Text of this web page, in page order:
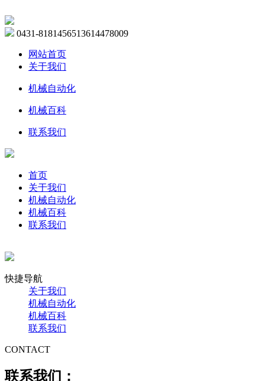
0431-8181456513614478009
网站首页
关于我们
机械自动化
机械百科
联系我们
首页
关于我们
机械自动化
机械百科
联系我们
快捷导航
关于我们
机械自动化
机械百科
联系我们
CONTACT
联系我们：